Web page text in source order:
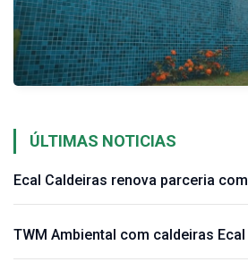
ÚLTIMAS NOTICIAS
Ecal Caldeiras renova parceria com
TWM Ambiental com caldeiras Ecal